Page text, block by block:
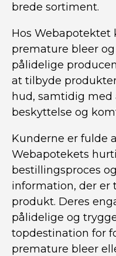
brede sortiment.
Hos
premature bleer
pålidelige
at tilbyde
hud, samtidig
beskyttelse og
Kunderne er fulde
Webapotekets
bestillingsproces
information, der
produkt. Deres
pålidelige og
topdestination for
premature bleer